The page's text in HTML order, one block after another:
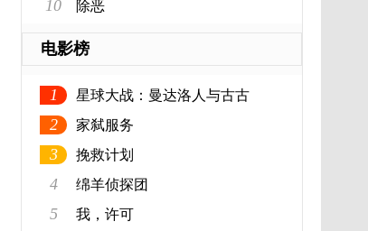
10 除恶
电影榜
1 星球大战：曼达洛人与古古
2 家弑服务
3 挽救计划
4 绵羊侦探团
5 我，许可